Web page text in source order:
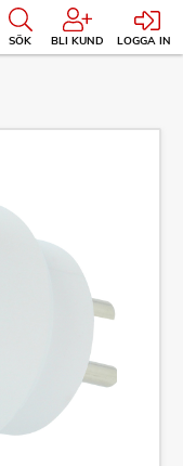
SÖK BLI KUND LOGGA IN